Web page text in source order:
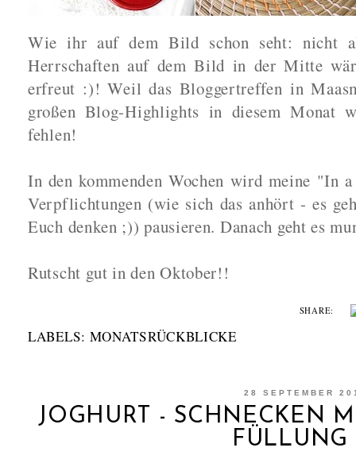
Wie ihr auf dem Bild schon seht: nicht
Herrschaften auf dem Bild in der Mitte
erfreut :)! Weil das Bloggertreffen in
großen Blog-Highlights in diesem Monat
fehlen!
In den kommenden Wochen wird meine "In
Verpflichtungen (wie sich das anhört - es
Euch denken ;)) pausieren. Danach geht es
Rutscht gut in den Oktober!!
SHARE:
LABELS: MONATSRÜCKBLICKE
28 SEPTEMBER
JOGHURT - SCHNECKEN
FÜLLUNG